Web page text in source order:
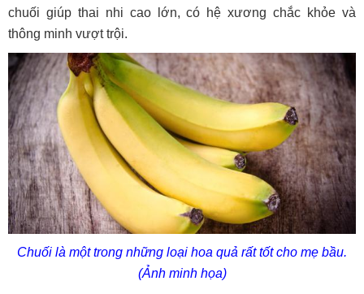
chuối giúp thai nhi cao lớn, có hệ xương chắc khỏe và
thông minh vượt trội.
Chuối là một trong những loại hoa quả rất tốt cho mẹ bầu.
(Ảnh minh họa)